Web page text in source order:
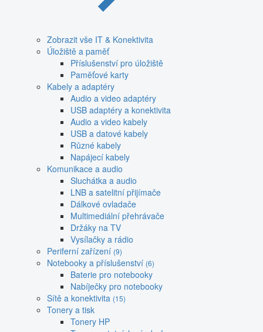
Zobrazit vše IT & Konektivita
Úložiště a paměť
Příslušenství pro úložiště
Paměťové karty
Kabely a adaptéry
Audio a video adaptéry
USB adaptéry a konektivita
Audio a video kabely
USB a datové kabely
Různé kabely
Napájecí kabely
Komunikace a audio
Sluchátka a audio
LNB a satelitní přijímače
Dálkové ovladače
Multimediální přehrávače
Držáky na TV
Vysílačky a rádio
Periferní zařízení (9)
Notebooky a příslušenství (6)
Baterie pro notebooky
Nabíječky pro notebooky
Sítě a konektivita (15)
Tonery a tisk
Tonery HP